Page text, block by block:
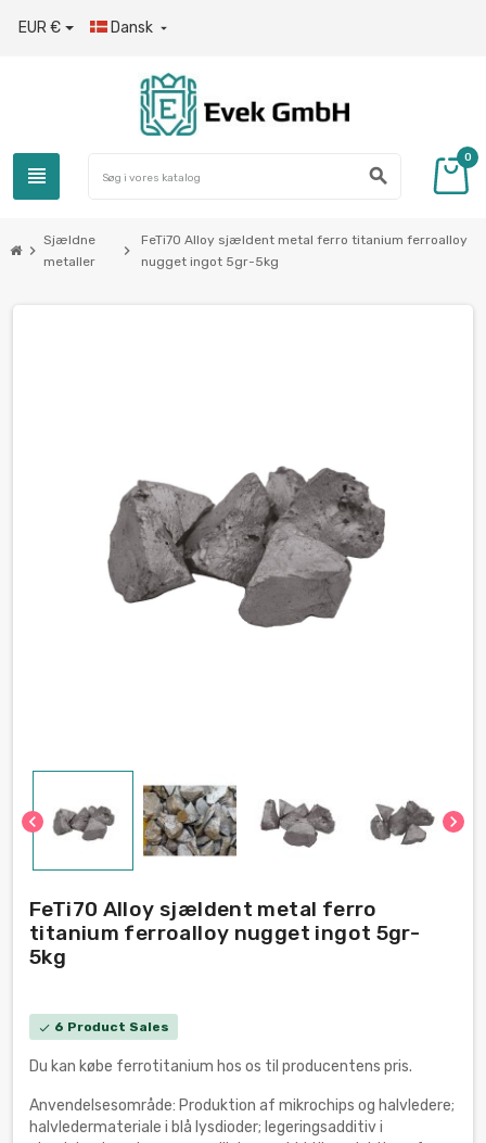
EUR € Dansk 
view_headline search
0
chevron_right
Sjældne
metaller
chevron_right
FeTi70 Alloy sjældent metal ferro titanium ferroalloy
nugget ingot 5gr-5kg
chevron_left chevron_right
FeTi70 Alloy sjældent metal ferro
titanium ferroalloy nugget ingot 5gr-
5kg
check 6 Product Sales
Du kan købe ferrotitanium hos os til producentens pris.
Anvendelsesområde: Produktion af mikrochips og halvledere;
halvledermateriale i blå lysdioder; legeringsadditiv i